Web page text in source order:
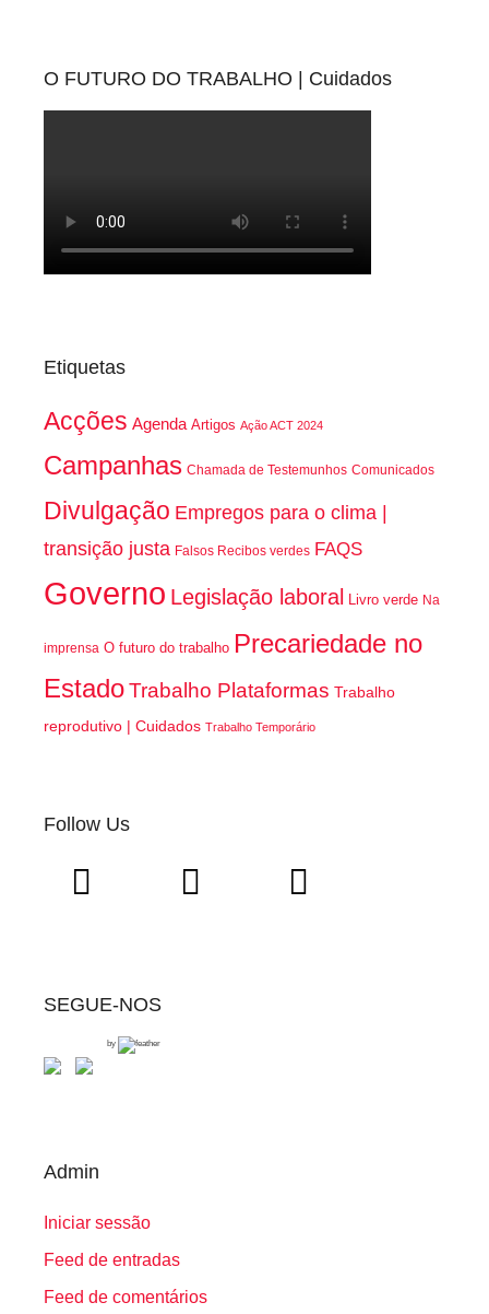
O FUTURO DO TRABALHO | Cuidados
Etiquetas
Acções Agenda Artigos Ação ACT 2024
Campanhas Chamada de Testemunhos Comunicados
Divulgação Empregos para o clima |
transição justa Falsos Recibos verdes FAQS
Governo Legislação laboral Livro verde Na
imprensa O futuro do trabalho Precariedade no
EstadoTrabalho Plataformas Trabalho
reprodutivo | Cuidados Trabalho Temporário
Follow Us
SEGUE-NOS
by
Admin
Iniciar sessão
Feed de entradas
Feed de comentários